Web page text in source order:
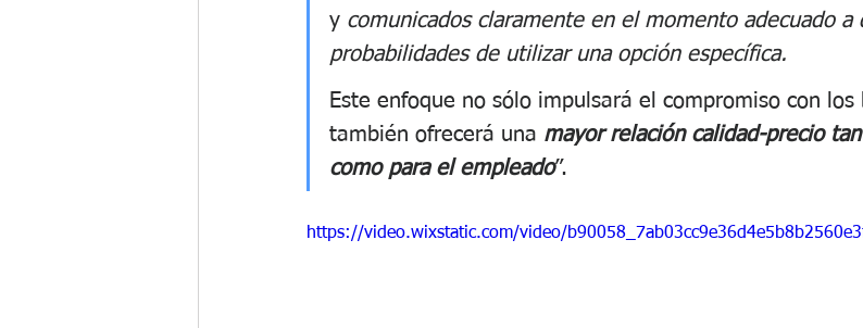
y comunicados claramente en el momento adecuado
probabilidades de utilizar una opción específica.
Este enfoque no sólo impulsará el compromiso con los
también ofrecerá una mayor relación calidad-precio
como para el empleado”.
https://video.wixstatic.com/video/